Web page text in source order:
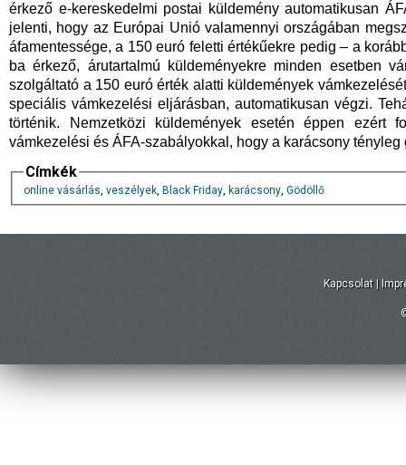
érkező e-kereskedelmi postai küldemény automatikusan
jelenti, hogy az Európai Unió valamennyi országában
áfamentessége, a 150 euró feletti értékűekre pedig – a
ba érkező, árutartalmú küldeményekre minden esetben
szolgáltató a 150 euró érték alatti küldemények
speciális vámkezelési eljárásban, automatikusan végzi.
történik. Nemzetközi küldemények esetén éppen ezért
vámkezelési és ÁFA-szabályokkal, hogy a karácsony
Címkék
online vásárlás, veszélyek, Black Friday, karácsony, Gödöllő
Kapcsolat |